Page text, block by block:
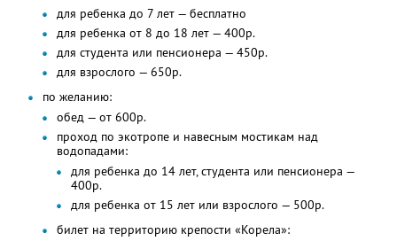
для ребенка до 7 лет — бесплатно
для ребенка от 8 до 18 лет — 400р.
для студента или пенсионера — 450р.
для взрослого — 650р.
по желанию:
обед — от 600р.
проход по экотропе и навесным мостикам над
водопадами:
для ребенка до 14 лет, студента или пенсионера —
400р.
для ребенка от 15 лет или взрослого — 500р.
билет на территорию крепости «Корела»: